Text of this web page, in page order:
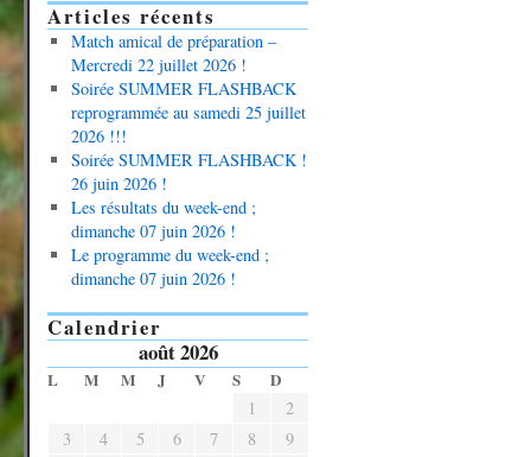
Articles récents
Match amical de préparation –
Mercredi 22 juillet 2026 !
Soirée SUMMER FLASHBACK
reprogrammée au samedi 25 juillet
2026 !!!
Soirée SUMMER FLASHBACK !
26 juin 2026 !
Les résultats du week-end ;
dimanche 07 juin 2026 !
Le programme du week-end ;
dimanche 07 juin 2026 !
Calendrier
août 2026
L M M J V S D
1
2
3
4 5 6 7 8
9